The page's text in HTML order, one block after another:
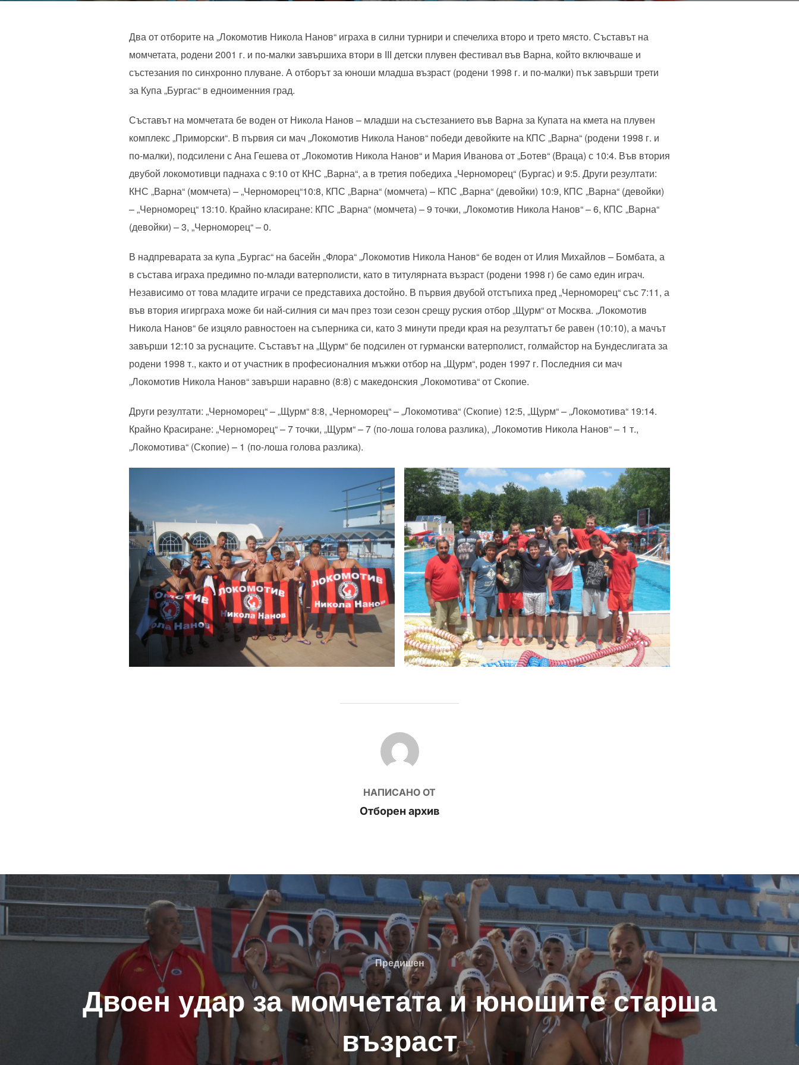
Два от отборите на „Локомотив Никола Нанов“ играха в силни турнири и спечелиха второ и трето място. Съставът на
момчетата, родени 2001 г. и по-малки завършиха втори в ІІІ детски плувен фестивал във Варна, който включваше и
състезания по синхронно плуване. А отборът за юноши младша възраст (родени 1998 г. и по-малки) пък завърши трети
за Купа „Бургас“ в едноименния град.
Съставът на момчетата бе воден от Никола Нанов – младши на състезанието във Варна за Купата на кмета на плувен
комплекс „Приморски“. В първия си мач „Локомотив Никола Нанов“ победи девойките на КПС „Варна“ (родени 1998 г. и
по-малки), подсилени с Ана Гешева от „Локомотив Никола Нанов“ и Мария Иванова от „Ботев“ (Враца) с 10:4. Във втория
двубой локомотивци паднаха с 9:10 от КНС „Варна“, а в третия победиха „Черноморец“ (Бургас) и 9:5. Други резултати:
КНС „Варна“ (момчета) – „Черноморец“10:8, КПС „Варна“ (момчета) – КПС „Варна“ (девойки) 10:9, КПС „Варна“ (девойки)
– „Черноморец“ 13:10. Крайно класиране: КПС „Варна“ (момчета) – 9 точки, „Локомотив Никола Нанов“ – 6, КПС „Варна“
(девойки) – 3, „Черноморец“ – 0.
В надпреварата за купа „Бургас“ на басейн „Флора“ „Локомотив Никола Нанов“ бе воден от Илия Михайлов – Бомбата, а
в състава играха предимно по-млади ватерполисти, като в титулярната възраст (родени 1998 г) бе само един играч.
Независимо от това младите играчи се представиха достойно. В първия двубой отстъпиха пред „Черноморец“ със 7:11, а
във втория игирграха може би най-силния си мач през този сезон срещу руския отбор „Щурм“ от Москва. „Локомотив
Никола Нанов“ бе изцяло равностоен на съперника си, като 3 минути преди края на резултатът бе равен (10:10), а мачът
завърши 12:10 за руснаците. Съставът на „Щурм“ бе подсилен от гурмански ватерполист, голмайстор на Бундеслигата за
родени 1998 т., както и от участник в професионалния мъжки отбор на „Щурм“, роден 1997 г. Последния си мач
„Локомотив Никола Нанов“ завърши наравно (8:8) с македонския „Локомотива“ от Скопие.
Други резултати: „Черноморец“ – „Щурм“ 8:8, „Черноморец“ – „Локомотива“ (Скопие) 12:5, „Щурм“ – „Локомотива“ 19:14.
Крайно Красиране: „Черноморец“ – 7 точки, „Щурм“ – 7 (по-лоша голова разлика), „Локомотив Никола Нанов“ – 1 т.,
„Локомотива“ (Скопие) – 1 (по-лоша голова разлика).
POST AUTHOR
НАПИСАНО ОТ
Отборен архив
Навигация
Предишен
Предишен
Двоен удар за момчетата и юношите старша
възраст